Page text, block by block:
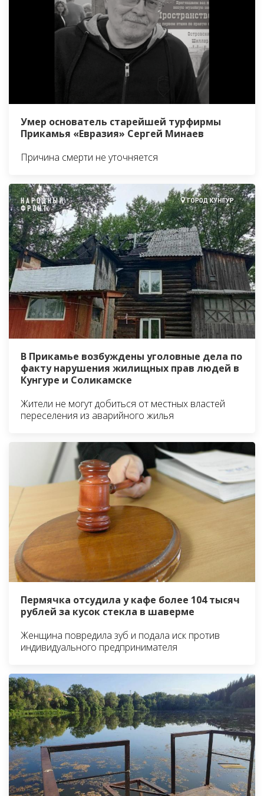
Умер основатель старейшей турфирмы
Прикамья «Евразия» Сергей Минаев
Причина смерти не уточняется
В Прикамье возбуждены уголовные дела по
факту нарушения жилищных прав людей в
Кунгуре и Соликамске
Жители не могут добиться от местных властей
переселения из аварийного жилья
Пермячка отсудила у кафе более 104 тысяч
рублей за кусок стекла в шаверме
Женщина повредила зуб и подала иск против
индивидуального предпринимателя